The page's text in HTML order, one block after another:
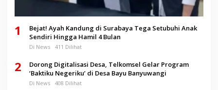
1
Bejat! Ayah Kandung di Surabaya Tega Setubuhi Anak
Sendiri Hingga Hamil 4 Bulan
Di News 411 Dilihat
2
Dorong Digitalisasi Desa, Telkomsel Gelar Program
‘Baktiku Negeriku’ di Desa Bayu Banyuwangi
Di News 408 Dilihat